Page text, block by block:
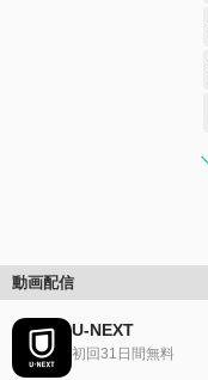
動画配信
U-NEXT
初回31日間無料